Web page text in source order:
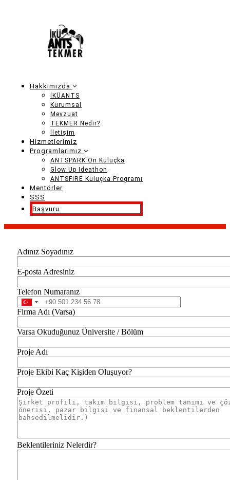
navigation
Hakkımızda
İKÜANTS
Kurumsal
Mevzuat
TEKMER Nedir?
İletişim
Hizmetlerimiz
Programlarımız
ANTSPARK Ön Kuluçka
Glow Up Ideathon
ANTSFIRE Kuluçka Programı
Mentörler
SSS
Başvuru
Adınız Soyadınız
E-posta Adresiniz
Telefon Numaranız
Firma Adı (Varsa)
Varsa Okuduğunuz Üniversite / Bölüm
Proje Adı
Proje Ekibi Kaç Kişiden Oluşuyor?
Proje Özeti
Beklentileriniz Nelerdir?